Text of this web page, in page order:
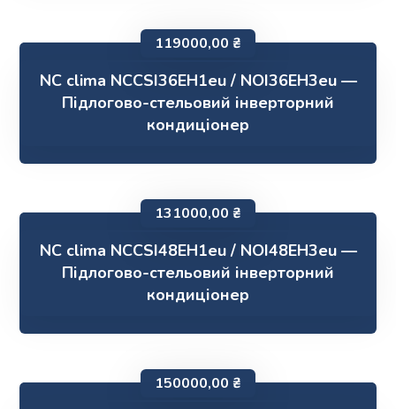
NC clima NCCSI36EH1eu / NOI36EH3eu —
Підлогово-стельовий інверторний
кондиціонер
119000,00 ₴
NC clima NCCSI48EH1eu / NOI48EH3eu —
Підлогово-стельовий інверторний
кондиціонер
131000,00 ₴
150000,00 ₴